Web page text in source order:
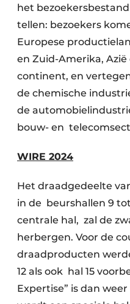
het
tellen: bezoekers
Europese
en Zuid-Amerika,
continent, en
de chemische
de
bouw- en
WIRE 2024
Het draadgedeelte
in de beurshallen 9 tot
centrale hal, zal de
herbergen. Voor de
draadproducten
12 als ook hal 15
Expertise” is dan